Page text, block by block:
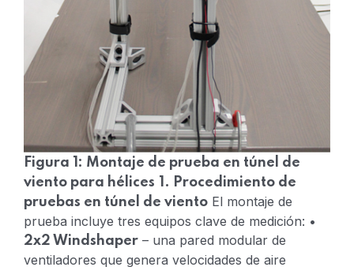
Figura 1: Montaje de prueba en túnel de
viento para hélices 1. Procedimiento de
pruebas en túnel de viento El montaje de
prueba incluye tres equipos clave de medición: •
2x2 Windshaper – una pared modular de
ventiladores que genera velocidades de aire